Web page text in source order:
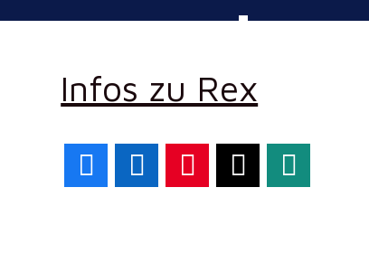
Infos zu Rex